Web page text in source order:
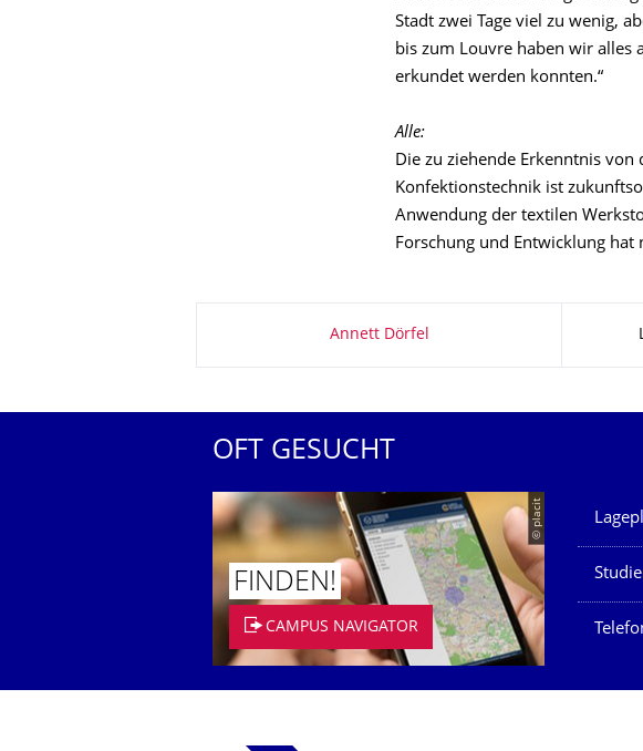
Stadt zwei Tage viel zu wenig,
bis zum Louvre haben wir alles
erkundet werden konnten.“
Alle:
Die zu ziehende Erkenntnis von
Konfektionstechnik ist
Anwendung der textilen
Forschung und Entwicklung hat
Annett Dörfel
OFT GESUCHT
© placit
FINDEN!
CAMPUS NAVIGATOR